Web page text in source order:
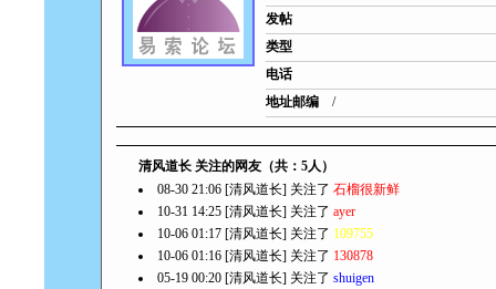
发帖
类型
电话
地址邮编
/
清风道长 关注的网友（共：5人）
08-30 21:06 [清风道长] 关注了 石榴很新鲜
10-31 14:25 [清风道长] 关注了 ayer
10-06 01:17 [清风道长] 关注了 109755
10-06 01:16 [清风道长] 关注了 130878
05-19 00:20 [清风道长] 关注了 shuigen